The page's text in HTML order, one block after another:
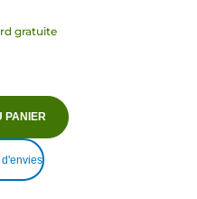
gratuite
PANIER